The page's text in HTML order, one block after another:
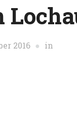
2016 in